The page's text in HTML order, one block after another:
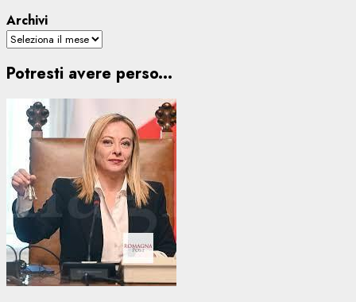
Archivi
Potresti avere perso...